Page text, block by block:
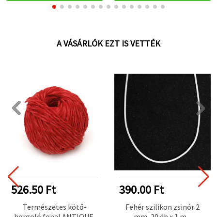
A VÁSÁRLÓK EZT IS VETTÉK
526.50 Ft
Természetes kötő-
390.00 Ft
Fehér szilikon zsinór 2